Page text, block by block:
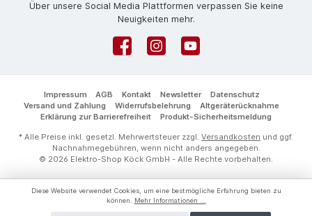
Über unsere Social Media Plattformen verpassen Sie keine
Neuigkeiten mehr.
FacebookInstagramYouTube
Impressum AGB Kontakt Newsletter
Datenschutz
Versand und Zahlung
Widerrufsbelehrung
Altgeräterücknahme
Erklärung zur Barrierefreiheit
Produkt-Sicherheitsmeldung
* Alle Preise inkl. gesetzl. Mehrwertsteuer zzgl. Versandkosten und ggf.
Nachnahmegebühren, wenn nicht anders angegeben.
© 2026 Elektro-Shop Köck GmbH - Alle Rechte vorbehalten.
Diese Website verwendet Cookies, um eine bestmögliche Erfahrung bieten zu
können.
Mehr Informationen ...